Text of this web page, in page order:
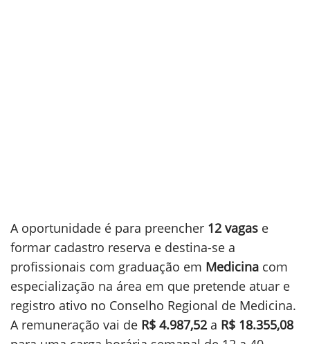
A oportunidade é para preencher 12 vagas e
formar cadastro reserva e destina-se a
profissionais com graduação em Medicina com
especialização na área em que pretende atuar e
registro ativo no Conselho Regional de Medicina.
A remuneração vai de R$ 4.987,52 a R$ 18.355,08